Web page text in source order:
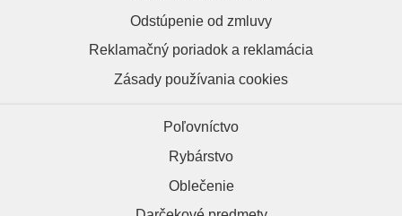
Odstúpenie od zmluvy
Reklamačný poriadok a reklamácia
Zásady používania cookies
Poľovníctvo
Rybárstvo
Oblečenie